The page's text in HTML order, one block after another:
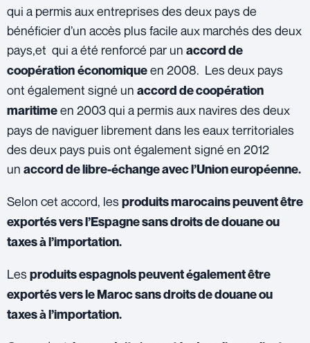
qui a permis aux entreprises des deux pays de
bénéficier d’un accès plus facile aux marchés des deux
pays,et qui a été renforcé par un accord de
coopérationéconomiqueen 2008. Les deux pays
ont également signé un accord de coopération
maritimeen 2003 qui a permis aux navires des deux
pays de naviguer librement dans les eaux territoriales
des deux pays puis ont également signé en 2012
un accord de libre-échange avec l’Union européenne.
Selon cet accord, lesproduits marocains peuvent être
exportés vers l’Espagne sans droits de douane ou
taxes à l’importation.
Lesproduits espagnols peuvent également être
exportés vers le Maroc sans droits de douane ou
taxes à l’importation.